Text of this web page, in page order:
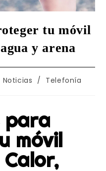
tu móvil
y arena
Noticias / Telefonía
para
móvil